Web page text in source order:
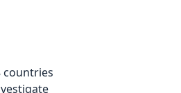
countries